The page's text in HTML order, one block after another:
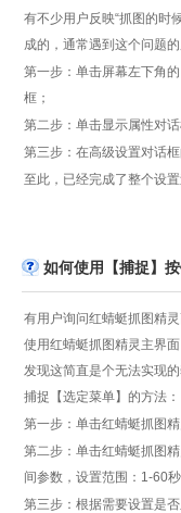
有不少用户反映“抓图的时
成的，通常遇到这个问题
第一步：单击屏幕左下角
框；
第二步：单击显示属性对
第三步：在高级设置对话
至此，已经完成了整个设
如何使用【捕捉】
有用户询问红蜻蜓抓图精
使用红蜻蜓抓图精灵主界
发现这简直是个无法实现
捕捉【选定菜单】的方法：
第一步：单击红蜻蜓抓图
第二步：单击红蜻蜓抓图
间参数，设置范围：1-60秒
第三步：根据需要设置是